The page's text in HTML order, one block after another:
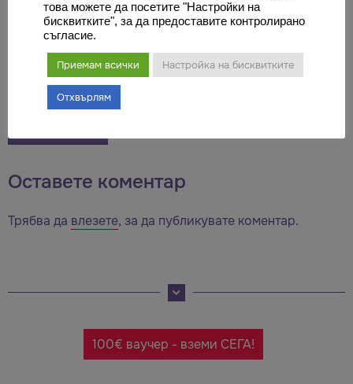
Формат jpg, pdf, максимум 3 файла.
Оставете коментар
Трябва да влезете, за да публикувате коментар.
100€ ваучер - вземи СЕГА!
това можете да посетите "Настройки на
бисквитките", за да предоставите контролирано
съгласие.
Приемам всички Настройка на бисквитките
Отхвърлям